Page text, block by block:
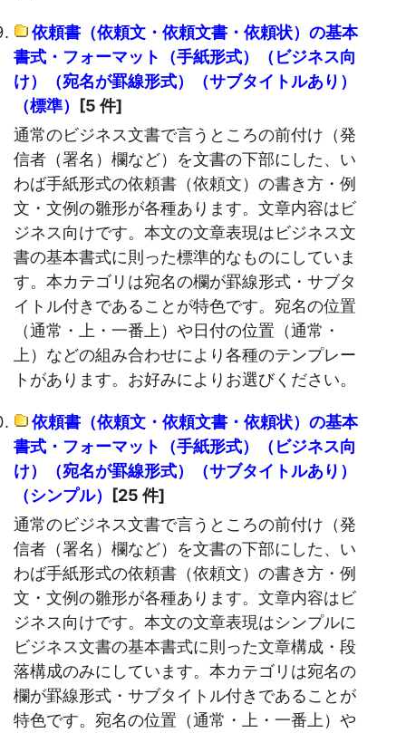
依頼書（依頼文・依頼文書・依頼状）の基本
書式・フォーマット（手紙形式）（ビジネス向
け）（宛名が罫線形式）（サブタイトルあり）
（標準） [5 件]
通常のビジネス文書で言うところの前付け（発
信者（署名）欄など）を文書の下部にした、い
わば手紙形式の依頼書（依頼文）の書き方・例
文・文例の雛形が各種あります。文章内容はビ
ジネス向けです。本文の文章表現はビジネス文
書の基本書式に則った標準的なものにしていま
す。本カテゴリは宛名の欄が罫線形式・サブタ
イトル付きであることが特色です。宛名の位置
（通常・上・一番上）や日付の位置（通常・
上）などの組み合わせにより各種のテンプレー
トがあります。お好みによりお選びください。
依頼書（依頼文・依頼文書・依頼状）の基本
書式・フォーマット（手紙形式）（ビジネス向
け）（宛名が罫線形式）（サブタイトルあり）
（シンプル） [25 件]
通常のビジネス文書で言うところの前付け（発
信者（署名）欄など）を文書の下部にした、い
わば手紙形式の依頼書（依頼文）の書き方・例
文・文例の雛形が各種あります。文章内容はビ
ジネス向けです。本文の文章表現はシンプルに
ビジネス文書の基本書式に則った文章構成・段
落構成のみにしています。本カテゴリは宛名の
欄が罫線形式・サブタイトル付きであることが
特色です。宛名の位置（通常・上・一番上）や